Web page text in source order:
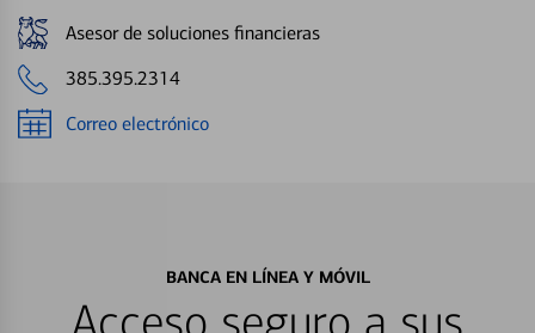
Asesor de soluciones financieras
385.395.2314
Correo electrónico
BANCA EN LÍNEA Y MÓVIL